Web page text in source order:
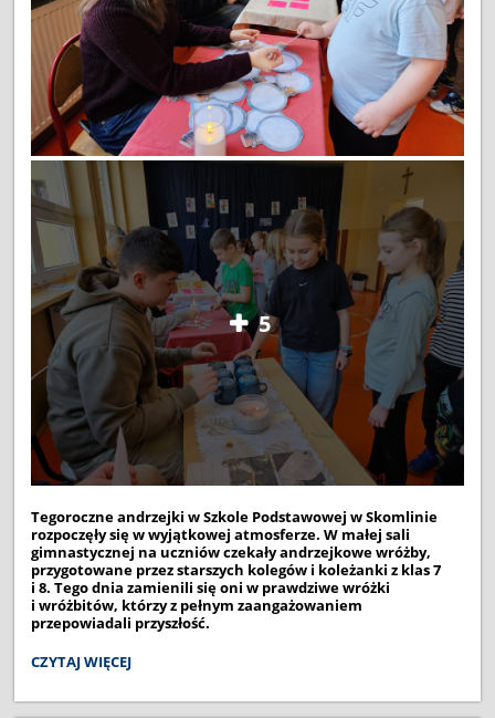
5
Tegoroczne andrzejki w Szkole Podstawowej w Skomlinie
rozpoczęły się w wyjątkowej atmosferze. W małej sali
gimnastycznej na uczniów czekały andrzejkowe wróżby,
przygotowane przez starszych kolegów i koleżanki z klas 7
i 8. Tego dnia zamienili się oni w prawdziwe wróżki
i wróżbitów, którzy z pełnym zaangażowaniem
przepowiadali przyszłość.
MAGICZNE
CZYTAJ WIĘCEJ